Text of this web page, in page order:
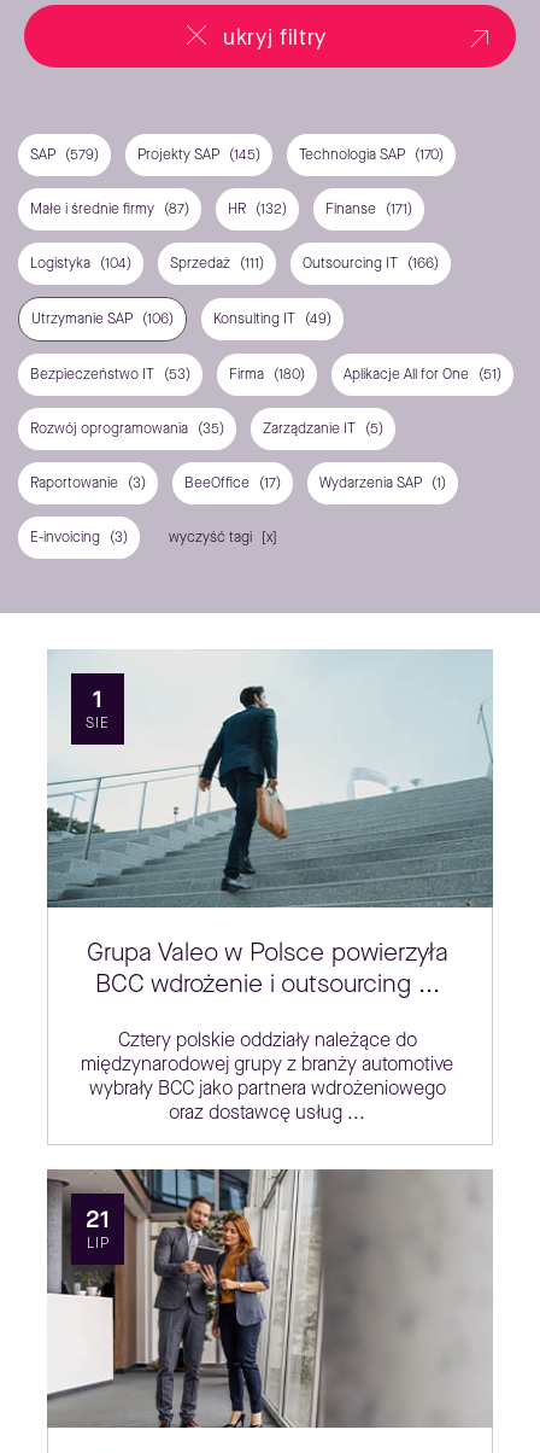
ukryj filtry
SAP (579) Projekty SAP (145) Technologia SAP (170)
Małe i średnie firmy (87) HR (132) Finanse (171)
Logistyka (104) Sprzedaż (111) Outsourcing IT (166)
Utrzymanie SAP (106) Konsulting IT (49)
Bezpieczeństwo IT (53) Firma (180) Aplikacje All for One (51)
Rozwój oprogramowania (35) Zarządzanie IT (5)
Raportowanie (3) BeeOffice (17) Wydarzenia SAP (1)
E-invoicing (3) wyczyść tagi
1
SIE
Grupa Valeo w Polsce powierzyła
BCC wdrożenie i outsourcing ...
Cztery polskie oddziały należące do
międzynarodowej grupy z branży automotive
wybrały BCC jako partnera wdrożeniowego
oraz dostawcę usług ...
21
LIP